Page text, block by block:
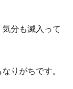
宅診断」を行うのが
分も滅入って
りがちです。